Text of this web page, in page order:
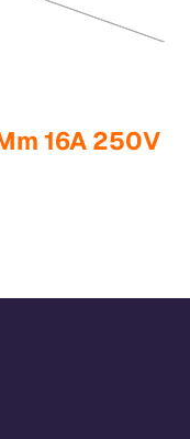
16A 250V